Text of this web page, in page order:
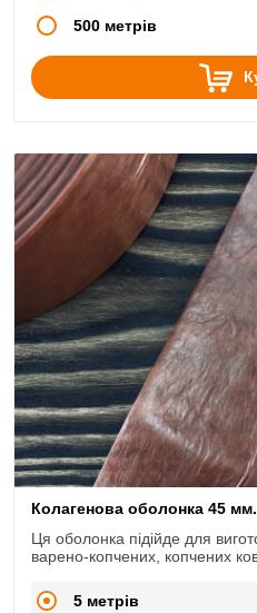
500 метрів
Колагенова оболонка 45
Ця оболонка підійде для
5 метрів